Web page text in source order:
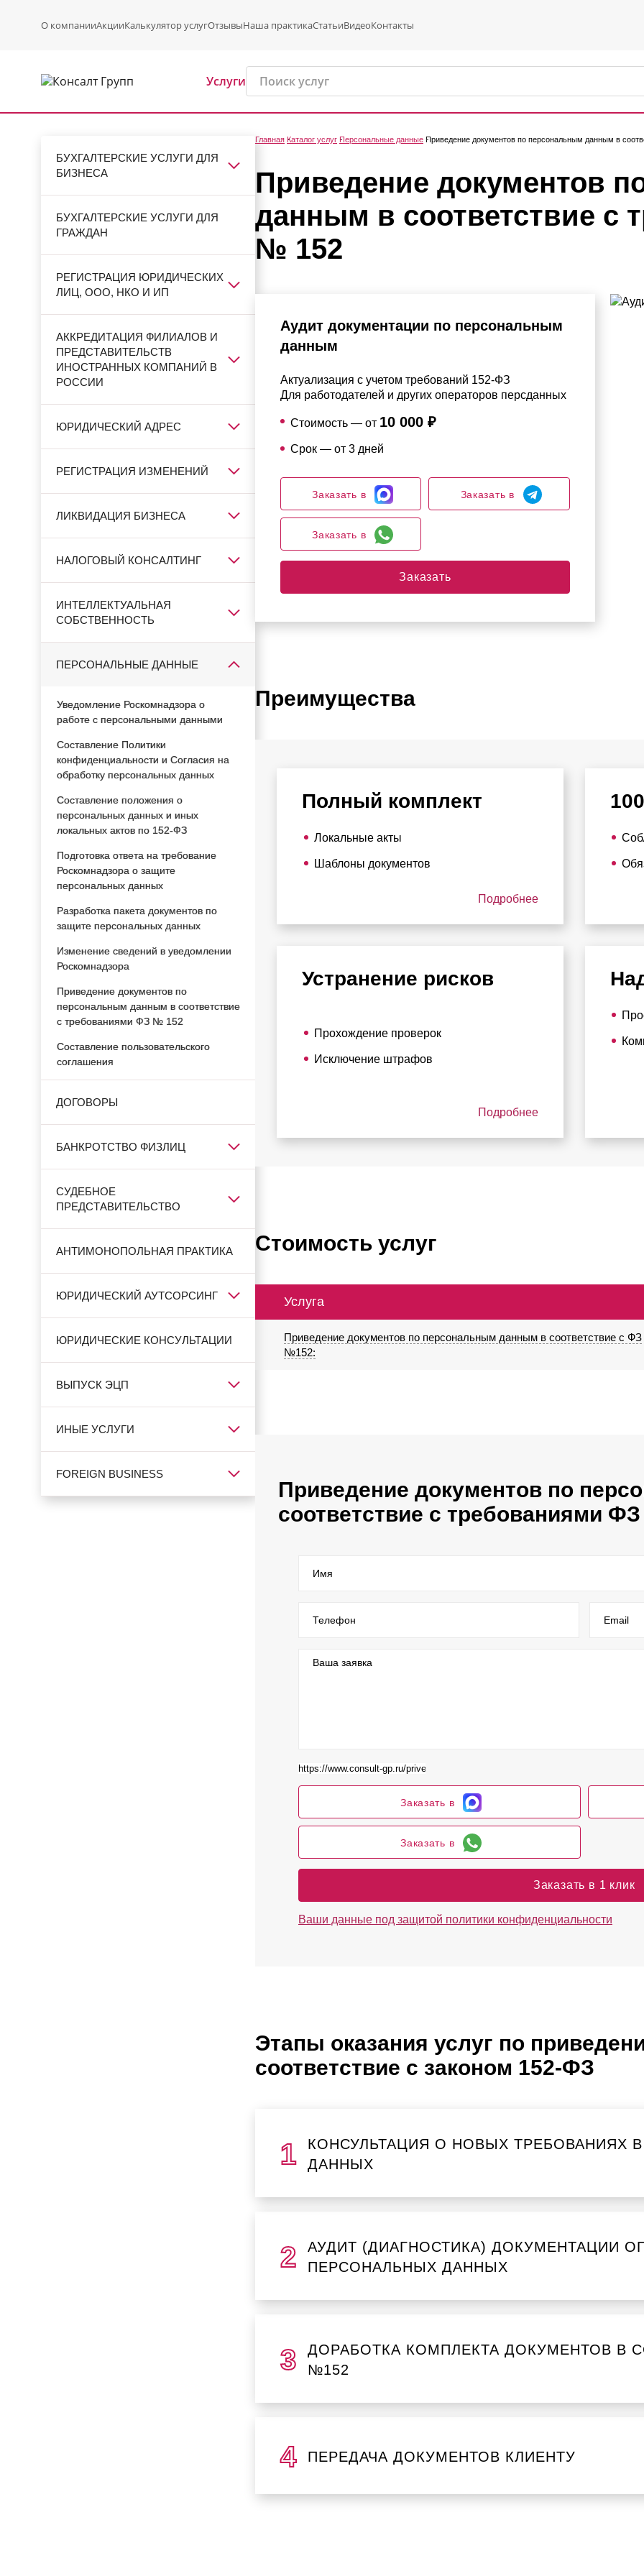
О компанииАкцииКалькулятор услугОтзывыНаша практикаСтатьиВидеоКонтакты
Услуги
БУХГАЛТЕРСКИЕ УСЛУГИ ДЛЯ
БИЗНЕСА
БУХГАЛТЕРСКИЕ УСЛУГИ ДЛЯ
ГРАЖДАН
РЕГИСТРАЦИЯ ЮРИДИЧЕСКИХ
ЛИЦ, ООО, НКО И ИП
АККРЕДИТАЦИЯ ФИЛИАЛОВ И
ПРЕДСТАВИТЕЛЬСТВ
ИНОСТРАННЫХ КОМПАНИЙ В
РОССИИ
ЮРИДИЧЕСКИЙ АДРЕС
РЕГИСТРАЦИЯ ИЗМЕНЕНИЙ
ЛИКВИДАЦИЯ БИЗНЕСА
НАЛОГОВЫЙ КОНСАЛТИНГ
ИНТЕЛЛЕКТУАЛЬНАЯ
СОБСТВЕННОСТЬ
ПЕРСОНАЛЬНЫЕ ДАННЫЕ
Уведомление Роскомнадзора о
работе с персональными данными
Составление Политики
конфиденциальности и Согласия на
обработку персональных данных
Составление положения о
персональных данных и иных
локальных актов по 152-ФЗ
Подготовка ответа на требование
Роскомнадзора о защите
персональных данных
Разработка пакета документов по
защите персональных данных
Изменение сведений в уведомлении
Роскомнадзора
Приведение документов по
персональным данным в соответствие
с требованиями ФЗ № 152
Составление пользовательского
соглашения
ДОГОВОРЫ
БАНКРОТСТВО ФИЗЛИЦ
СУДЕБНОЕ
ПРЕДСТАВИТЕЛЬСТВО
АНТИМОНОПОЛЬНАЯ ПРАКТИКА
ЮРИДИЧЕСКИЙ АУТСОРСИНГ
ЮРИДИЧЕСКИЕ КОНСУЛЬТАЦИИ
ВЫПУСК ЭЦП
ИНЫЕ УСЛУГИ
FOREIGN BUSINESS
Главная Каталог услуг Персональные данные Приведение документов по персональным данным в
Приведение документов
данным в соответствие с
№ 152
Аудит документации по персональным
данным
Актуализация с учетом требований 152-ФЗ
Для работодателей и других операторов персданных
Стоимость — от 10 000 ₽
Срок — от 3 дней
Заказать в Заказать в
Заказать в
Заказать
Преимущества
Полный комплект
Локальные акты
Шаблоны документов
Подробнее
Устранение рисков
Прохождение проверок
Исключение штрафов
Подробнее
Стоимость услуг
Услуга
Приведение документов по персональным данным в соответствие с ФЗ
№152:
Приведение документов по
соответствие с требованиями
Имя
Телефон Email
Ваша заявка
Заказать в
Заказать в
Заказать в 1 клик
Ваши данные под защитой политики конфиденциальности
Этапы оказания услуг по
соответствие с законом 152-ФЗ
КОНСУЛЬТАЦИЯ О НОВЫХ ТРЕБОВАНИЯХ
ДАННЫХ
АУДИТ (ДИАГНОСТИКА) ДОКУМЕНТАЦИИ
ПЕРСОНАЛЬНЫХ ДАННЫХ
ДОРАБОТКА КОМПЛЕКТА ДОКУМЕНТОВ В
№152
ПЕРЕДАЧА ДОКУМЕНТОВ КЛИЕНТУ